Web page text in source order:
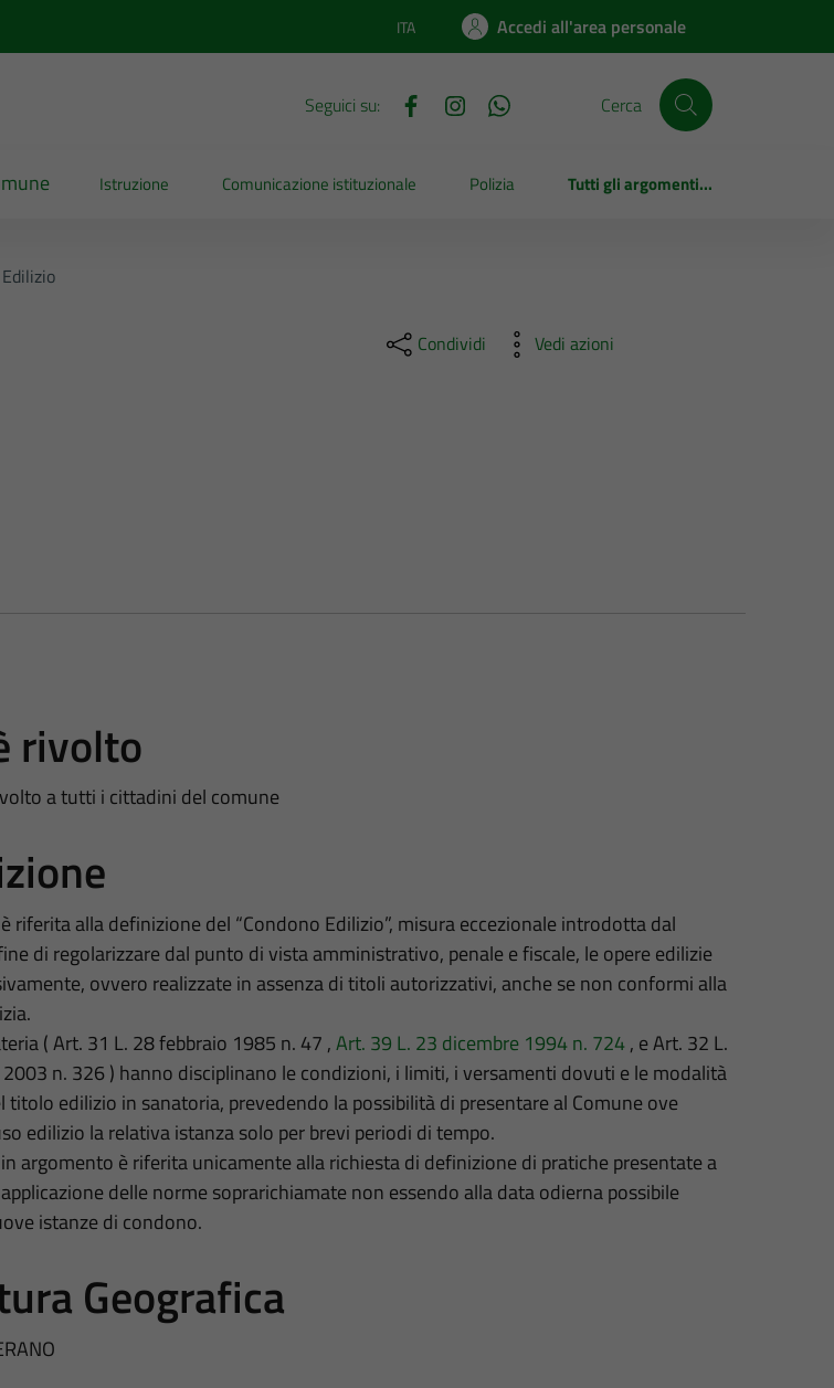
Lingua attiva:
ITA Accedi all'area personale
Seguici su: Cerca
Istruzione Comunicazione istituzionale Polizia Tutti gli argomenti...
Condividi Vedi azioni
rivolto
a tutti i cittadini del comune
riferita alla definizione del “Condono Edilizio”, misura eccezionale introdotta dal
di regolarizzare dal punto di vista amministrativo, penale e fiscale, le opere edilizie
ovvero realizzate in assenza di titoli autorizzativi, anche se non conformi alla
( Art. 31 L. 28 febbraio 1985 n. 47 ,Art. 39 L. 23 dicembre 1994 n. 724, e Art. 32 L.
n. 326 ) hanno disciplinano le condizioni, i limiti, i versamenti dovuti e le modalità
titolo edilizio in sanatoria, prevedendo la possibilità di presentare al Comune ove
edilizio la relativa istanza solo per brevi periodi di tempo.
argomento è riferita unicamente alla richiesta di definizione di pratiche presentate a
delle norme soprarichiamate non essendo alla data odierna possibile
istanze di condono.
Geografica